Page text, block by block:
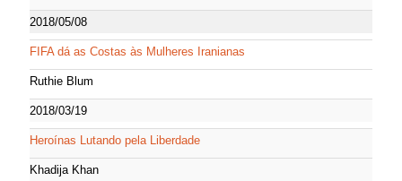
2018/05/08
FIFA dá as Costas às Mulheres Iranianas
Ruthie Blum
2018/03/19
Heroínas Lutando pela Liberdade
Khadija Khan